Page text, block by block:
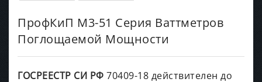
ПрофКиП М3-51 Серия Ваттметров
Поглощаемой Мощности
ГОСРЕЕСТР СИ РФ 70409-18 действителен до